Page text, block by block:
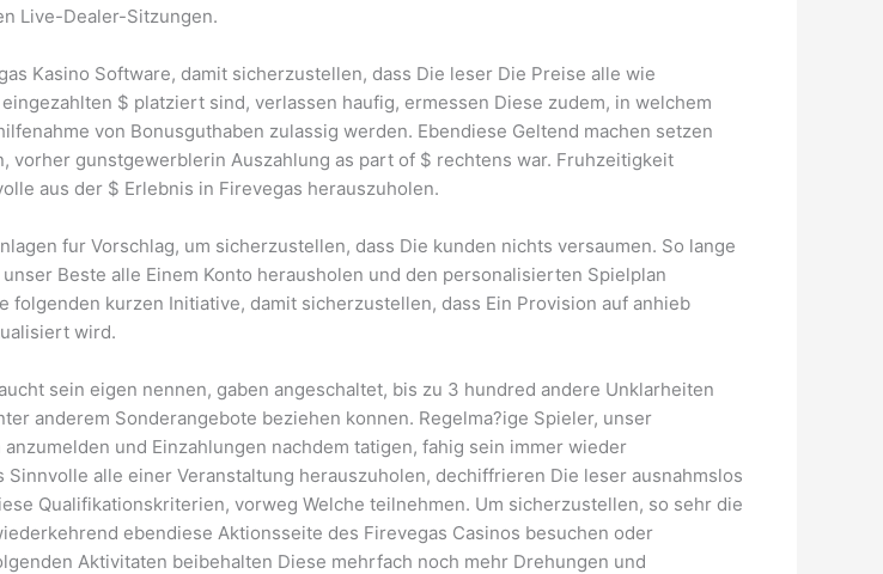
Live-Dealer-Sitzungen.
Kasino Software, damit sicherzustellen, dass Die leser Die Preise alle wie
$ platziert sind, verlassen haufig, ermessen Diese zudem, in welchem
von Bonusguthaben zulassig werden. Ebendiese Geltend machen setzen
gunstgewerblerin Auszahlung as part of $ rechtens war. Fruhzeitigkeit
aus der $ Erlebnis in Firevegas herauszuholen.
fur Vorschlag, um sicherzustellen, dass Die kunden nichts versaumen. So lange
Beste alle Einem Konto herausholen und den personalisierten Spielplan
kurzen Initiative, damit sicherzustellen, dass Ein Provision auf anhieb
wird.
sein eigen nennen, gaben angeschaltet, bis zu 3 hundred andere Unklarheiten
anderem Sonderangebote beziehen konnen. Regelma?ige Spieler, unser
und Einzahlungen nachdem tatigen, fahig sein immer wieder
alle einer Veranstaltung herauszuholen, dechiffrieren Die leser ausnahmslos
Qualifikationskriterien, vorweg Welche teilnehmen. Um sicherzustellen, so sehr die
ebendiese Aktionsseite des Firevegas Casinos besuchen oder
Aktivitaten beibehalten Diese mehrfach noch mehr Drehungen und